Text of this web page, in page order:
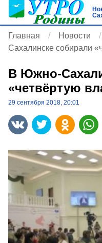
Главная Новости
Сахалинске собирали
В Южно-
«четвёртую
29 сентября 2018, 20:01